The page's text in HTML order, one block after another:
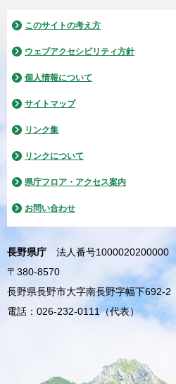
このサイトの考え方
ウェブアクセシビリティ方針
個人情報について
サイトマップ
リンク集
リンクについて
県庁フロア・アクセス案内
お問い合わせ
長野県庁
法人番号1000020200000
〒380-8570
長野県長野市大字南長野字幅下692-2
電話：026-232-0111（代表）